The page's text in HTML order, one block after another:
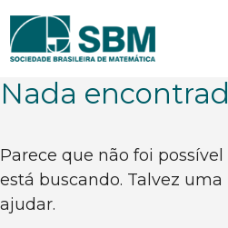
Pular
para
conteúdo
Nada
Parece que não foi
está buscando. Talvez uma
ajudar.